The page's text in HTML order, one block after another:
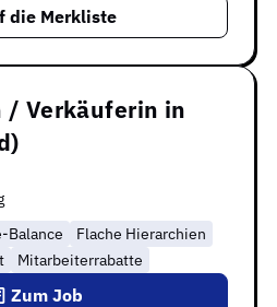
die Merkliste
/ Verkäuferin in
Balance
Flache Hierarchien
Mitarbeiterrabatte
Zum Job